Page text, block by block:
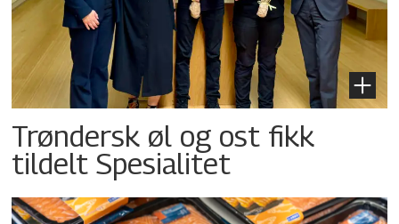
Trøndersk øl og ost fikk
tildelt Spesialitet